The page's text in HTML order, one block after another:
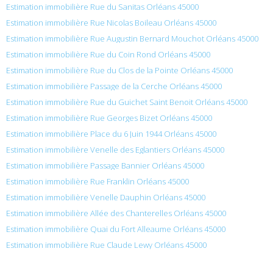
Estimation immobilière Rue du Sanitas Orléans 45000
Estimation immobilière Rue Nicolas Boileau Orléans 45000
Estimation immobilière Rue Augustin Bernard Mouchot Orléans 45000
Estimation immobilière Rue du Coin Rond Orléans 45000
Estimation immobilière Rue du Clos de la Pointe Orléans 45000
Estimation immobilière Passage de la Cerche Orléans 45000
Estimation immobilière Rue du Guichet Saint Benoit Orléans 45000
Estimation immobilière Rue Georges Bizet Orléans 45000
Estimation immobilière Place du 6 Juin 1944 Orléans 45000
Estimation immobilière Venelle des Eglantiers Orléans 45000
Estimation immobilière Passage Bannier Orléans 45000
Estimation immobilière Rue Franklin Orléans 45000
Estimation immobilière Venelle Dauphin Orléans 45000
Estimation immobilière Allée des Chanterelles Orléans 45000
Estimation immobilière Quai du Fort Alleaume Orléans 45000
Estimation immobilière Rue Claude Lewy Orléans 45000